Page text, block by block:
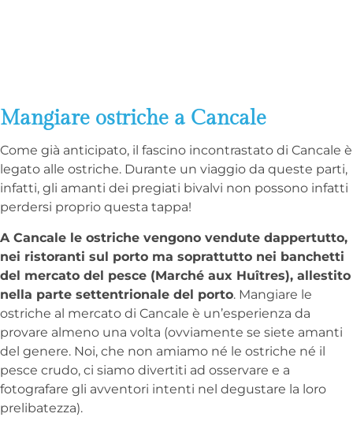
Mangiare ostriche a Cancale
Come già anticipato, il fascino incontrastato di Cancale è
legato alle ostriche. Durante un viaggio da queste parti,
infatti, gli amanti dei pregiati bivalvi non possono infatti
perdersi proprio questa tappa!
A Cancale le ostriche vengono vendute dappertutto,
nei ristoranti sul porto ma soprattutto nei banchetti
del mercato del pesce (Marché aux Huîtres), allestito
nella parte settentrionale del porto. Mangiare le
ostriche al mercato di Cancale è un’esperienza da
provare almeno una volta (ovviamente se siete amanti
del genere. Noi, che non amiamo né le ostriche né il
pesce crudo, ci siamo divertiti ad osservare e a
fotografare gli avventori intenti nel degustare la loro
prelibatezza).